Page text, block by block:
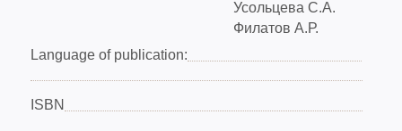
Усольцева С.А.
Филатов А.Р.
Language of publication:
ISBN